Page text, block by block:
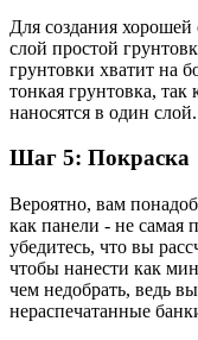
Для создания
слой простой
грунтовки хватит на
тонкая грунтовка,
наносятся в один слой.
Шаг 5: Покраска
Вероятно, вам
как панели - не самая
убедитесь, что вы
чтобы нанести как
чем недобрать, ведь
нераспечатанные